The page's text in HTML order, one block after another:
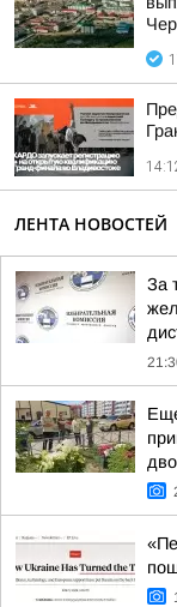
ЛЕНТА НОВОСТЕЙ
За